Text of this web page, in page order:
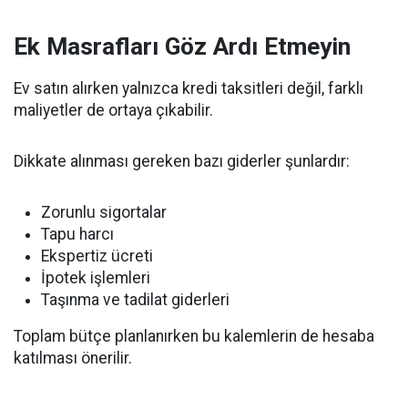
Ek Masrafları Göz Ardı Etmeyin
Ev satın alırken yalnızca kredi taksitleri değil, farklı
maliyetler de ortaya çıkabilir.
Dikkate alınması gereken bazı giderler şunlardır:
Zorunlu sigortalar
Tapu harcı
Ekspertiz ücreti
İpotek işlemleri
Taşınma ve tadilat giderleri
Toplam bütçe planlanırken bu kalemlerin de hesaba
katılması önerilir.